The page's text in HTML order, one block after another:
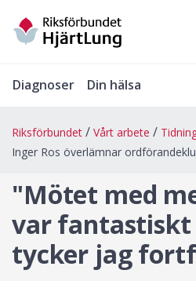
Diagnoser Din hälsa
Riksförbundet Vårt arbete
Inger Ros överlämnar
"Mötet med
var fantastiskt
tycker jag